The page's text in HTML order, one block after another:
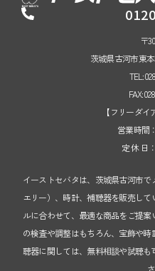
〒
茨城県古河市東
【フリーダイ
営業時間
定 休 日
イーストセバタは、茨城県古河市
エリー）、時計、補聴器を販売し
ルに合わせて、最適な商品をご提
の検査や調整はもちろん、宝飾や
聴器に関しては、無料相談や試聴